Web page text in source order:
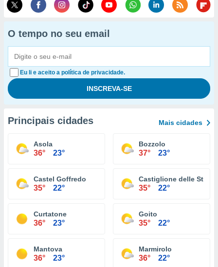
O tempo no seu email
Eu li e aceito a política de privacidade.
Principais cidades Mais cidades
Asola
36° 23°
Bozzolo
37° 23°
Castel Goffredo
35° 22°
Castiglione delle
35° 22°
Curtatone
36° 23°
Goito
35° 22°
Mantova
36° 23°
Marmirolo
36° 22°